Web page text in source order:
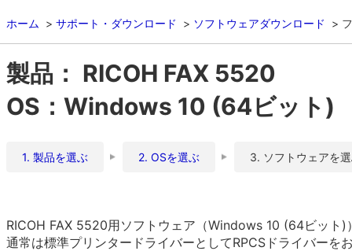
ホーム サポート・ダウンロード ソフトウェアダウンロード
製品： RICOH FAX 5520
OS：Windows 10 (64ビット)
1. 製品を選ぶ 2. OSを選ぶ 3. ソフトウェアを
RICOH FAX 5520用ソフトウェア（Windows 10 (64ビット)
通常は標準プリンタードライバーとしてRPCSドライバーを